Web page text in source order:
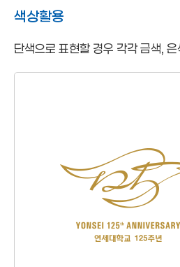
색상활용
단색으로 표현할 경우 각각 금색,